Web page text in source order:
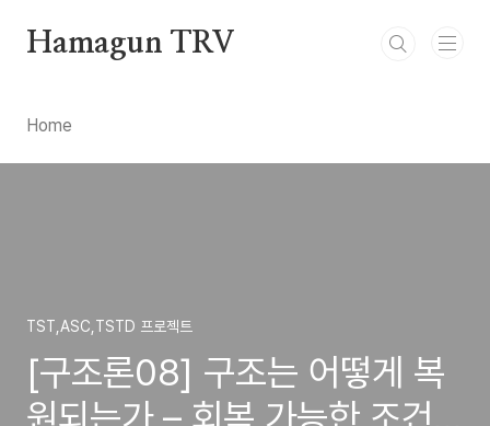
Hamagun TRV
Home
TST,ASC,TSTD 프로젝트
[구조론08] 구조는 어떻게 복
원되는가 – 회복 가능한 조건